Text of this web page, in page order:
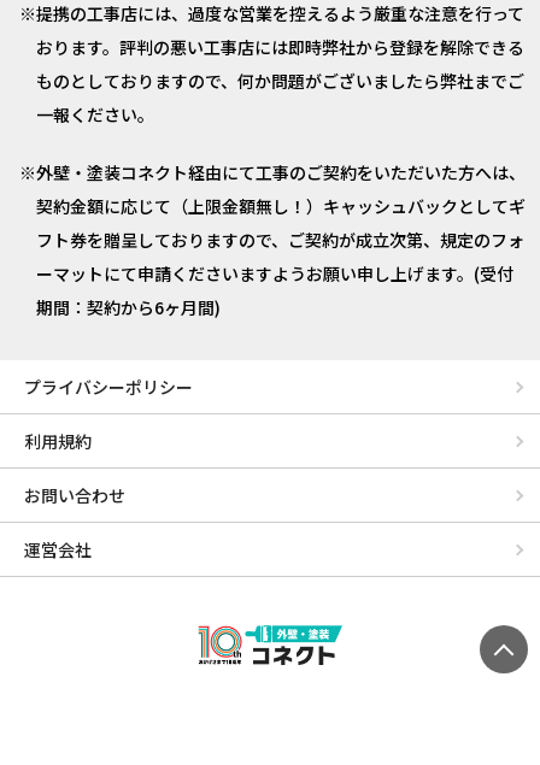
提携の工事店には、過度な営業を控えるよう厳重な注意を行って
おります。評判の悪い工事店には即時弊社から登録を解除できる
ものとしておりますので、何か問題がございましたら弊社までご
一報ください。
外壁・塗装コネクト経由にて工事のご契約をいただいた方へは、
契約金額に応じて（上限金額無し！）キャッシュバックとしてギ
フト券を贈呈しておりますので、ご契約が成立次第、規定のフォ
ーマットにて申請くださいますようお願い申し上げます。(受付
期間：契約から6ヶ月間)
プライバシーポリシー
利用規約
お問い合わせ
運営会社